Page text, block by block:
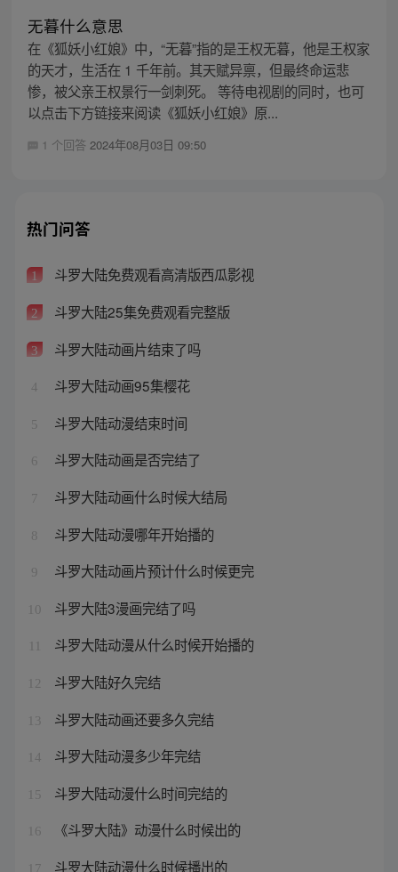
无暮什么意思
在《狐妖小红娘》中，“无暮”指的是王权无暮，他是王权家
的天才，生活在 1 千年前。其天赋异禀，但最终命运悲
惨，被父亲王权景行一剑刺死。 等待电视剧的同时，也可
以点击下方链接来阅读《狐妖小红娘》原...
1 个回答 2024年08月03日 09:50
热门问答
1 斗罗大陆免费观看高清版西瓜影视
2 斗罗大陆25集免费观看完整版
3 斗罗大陆动画片结束了吗
4 斗罗大陆动画95集樱花
5 斗罗大陆动漫结束时间
6 斗罗大陆动画是否完结了
7 斗罗大陆动画什么时候大结局
8 斗罗大陆动漫哪年开始播的
9 斗罗大陆动画片预计什么时候更完
10 斗罗大陆3漫画完结了吗
斗罗大陆动漫从什么时候开始播的
12 斗罗大陆好久完结
13 斗罗大陆动画还要多久完结
14 斗罗大陆动漫多少年完结
15 斗罗大陆动漫什么时间完结的
16 《斗罗大陆》动漫什么时候出的
17 斗罗大陆动漫什么时候播出的